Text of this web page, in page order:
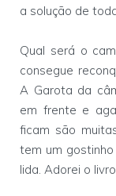
a solução de
Qual será o
consegue
A Garota da
em frente e
ficam são
tem um
lida. Adorei o